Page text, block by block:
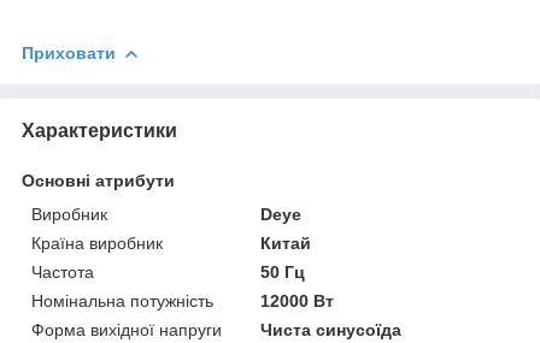
Приховати
Характеристики
Основні атрибути
Виробник
Deye
Країна виробник
Китай
Частота
50 Гц
Номінальна потужність
12000 Вт
Форма вихідної напруги
Чиста синусоїда